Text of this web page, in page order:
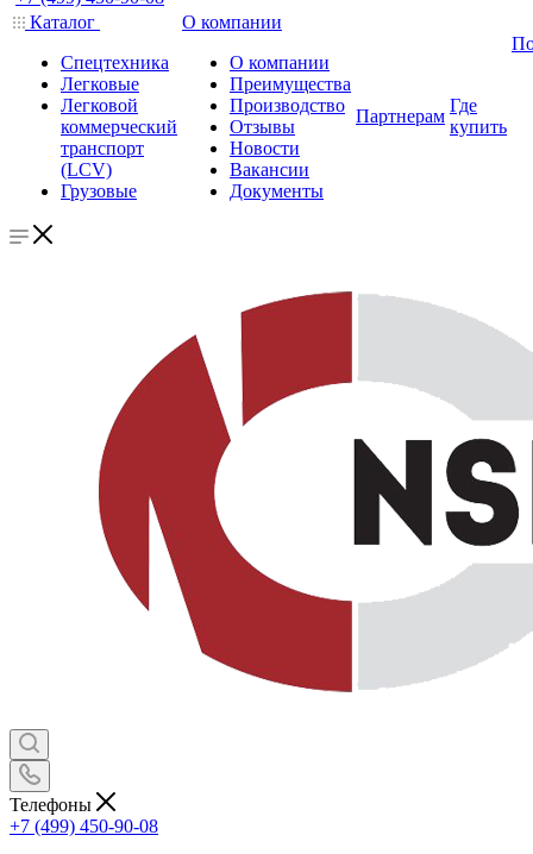
Каталог
Спецтехника
Легковые
Легковой
коммерческий
транспорт
(LCV)
Грузовые
О компании
О компании
Преимущества
Производство
Отзывы
Новости
Вакансии
Документы
Партнерам
Где
купить
Телефоны
+7 (499) 450-90-08